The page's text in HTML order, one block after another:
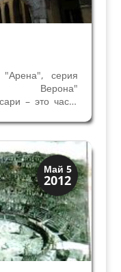
"Арена", серия
Верона"
– это часть
,продолжение
античные
Май 5
2012